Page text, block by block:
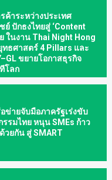
ค้าระหว่างประเทศ
ปักธงไทยสู่ ‘Content
ย ในงาน Thai Night Hong
ทธศาสตร์ 4 Pillars และ
ขยายโอกาสธุรกิจ
โลก
ข่ายจับมือภาครัฐเร่งขับ
รมไทย หนุน SMEs ก้าว
วยกัน สู่ SMART